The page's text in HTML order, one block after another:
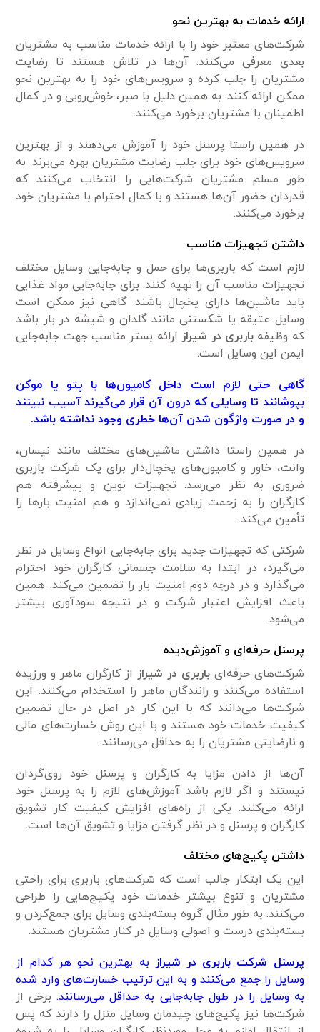
ارائه خدمات به بهترین نحو
شرکت‌های معتبر خود را با ارائه خدمات مناسب به مشتریان
بعدی معرفی می‌کنند. آن‌ها در تلاش هستند تا رضایت
مشتریان را جلب کرده و سرویس‌های خود را به بهترین نحو
ممکن ارائه کنند. به همین دلیل با صبر، خوش‌رویی و در کمال
اطمینان با مشتریان برخورد می‌کنند.
در همین راستا پرسنل خود را آموزش می‌دهند و از بهترین
سرویس‌های خود برای جلب رضایت مشتریان بهره می‌برند. به
طور مسلم مشتریان شرکت‌هایی را انتخاب می‌کنند که
قدردان حضور آن‌ها هستند و با کمال احترام با مشتریان خود
برخورد می‌کنند.
داشتن تجهیزات مناسب
لازم است که باربری‌ها برای حمل و جابه‌جایی وسایل مختلف
تجهیزات مناسب آن را تهیه کنند. برای جابه‌جایی مواد غذایی
باید ماشین‌ها دارای یخچال باشند. گاهی نیز ممکن است
وسایل عتیقه یا شکستنی مانند گلدان و شیشه در بار باشد
که وظیفهباربری در شیرازارائه بستر مناسب جهت جابه‌جایی
ایمن این وسایل است.
گاهی حتی لازم است داخل کامیون‌ها با پتو یا موکن
بپوشانند تا وسایلی که درون آن قرار می‌گیرند آسیب نبینند
و در صورت واژگون شدن آن‌ها خطری وجود نداشته باشد.
در همین راستا داشتن ماشین‌های مختلف مانند نیسان،
وانت، خاور و کامیون‌های یخچال‌دار برای یک شرکت باربری
ضروری به نظر می‌رسد. تجهیزات نوین و پیشرفته هم
کارگران را به زحمت زیادی نمی‌اندازد و هم امنیت بارها را
تأمین می‌کند.
شرکتی که تجهیزات جدید برای جابه‌جایی انواع وسایل در نظر
می‌گیرد، در ابتدا به سلامت جسمانی کارگران خود احترام
می‌گذارد و در درجه دوم امنیت بار را تضمین می‌کند. همین
باعث افزایش اعتبار شرکت و در نتیجه سودآوری بیشتر
می‌شود.
پرسنل حرفه‌ای و آموزش‌دیده
شرکت‌های حرفه‌ایباربری در شیراز از کارگران ماهر و ورزیده
استفاده می‌کنند و رانندگان ماهر را استخدام می‌کنند. این
شرکت‌ها می‌دانند که با این کار در اصل در حال تضمین
کیفیت خدمات خود هستند و با این روش خسارت‌های مالی
و نارضایتی مشتریان را به حداقل می‌رسانند.
آن‌ها از دادن مزایا به کارگران و پرسنل خود روی‌گردان
نیستند و اگر لازم باشد آموزش‌های لازم را به پرسنل خود
ارائه می‌کنند. یکی از راه‌های افزایش کیفیت کار تشویق
کارگران و پرسنل و در نظر گرفتن مزایا و تشویق آن‌ها است.
داشتن پکیج‌های مختلف
این یک ابتکار جالب است که شرکت‌های باربری برای راحتی
مشتریان و تنوع بیشتر خدمات خود پکیج‌هایی را طراحی
می‌کنند. به طور مثال گروه بسته‌بندی وسایل برای جمع‌کردن و
بسته‌بندی درست و اصولی وسایل در کنار مشتریان هستند.
پرسنل شرکت باربری در شیراز به بهترین نحو هر کدام از
وسایل را جمع می‌کنند و به این ترتیب خسارت‌های وارد شده
به وسایل را در طول جابه‌جایی به حداقل می‌رسانند.برخی از
شرکت‌ها نیز پکیج‌های چیدمان وسایل منزل را دارند که پس